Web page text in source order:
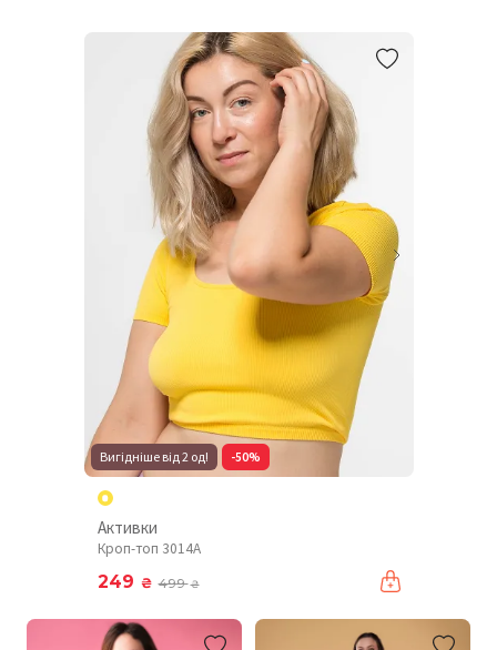
Вигідніше від 2 од! -50%
Активки
Кроп-топ 3014A
249 ₴ 499₴